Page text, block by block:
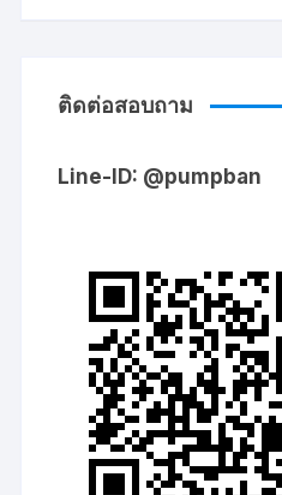
ติดต่อสอบถาม
Line-ID: @pumpban